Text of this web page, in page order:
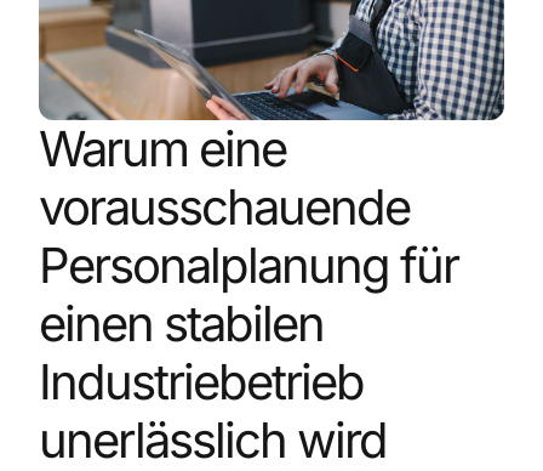
Warum eine
vorausschauende
Personalplanung für
einen stabilen
Industriebetrieb
unerlässlich wird